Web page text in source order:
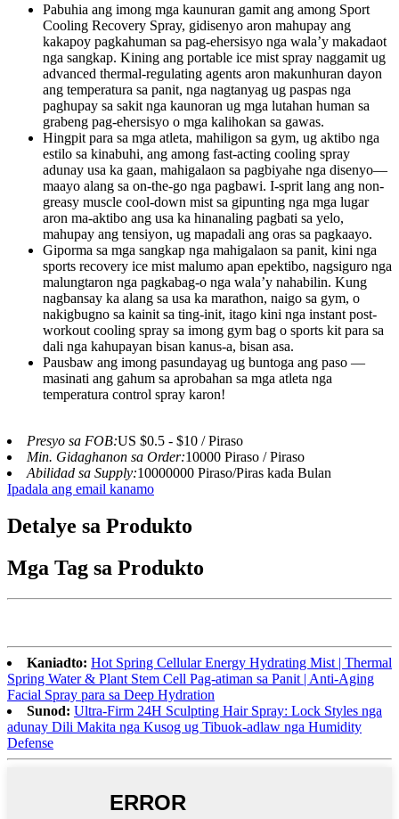
Pabuhia ang imong mga kaunuran gamit ang among ‌Sport
Cooling Recovery Spray‌, gidisenyo aron mahupay ang
kakapoy pagkahuman sa pag-ehersisyo nga wala’y makadaot
nga sangkap. Kining ‌ang portable ice mist spray‌ naggamit ug
advanced thermal-regulating agents aron makunhuran dayon
ang temperatura sa panit, nga nagtanyag ug paspas nga
paghupay sa sakit nga kaunoran ug mga lutahan human sa
grabeng pag-ehersisyo o mga kalihokan sa gawas.
Hingpit para sa mga atleta, mahiligon sa gym, ug aktibo nga
estilo sa kinabuhi, ang among ‌fast-acting cooling spray‌
adunay usa ka gaan, mahigalaon sa pagbiyahe nga disenyo—
maayo alang sa on-the-go nga pagbawi. I-sprit lang ang ‌non-
greasy muscle cool-down mist‌ sa gipunting nga mga lugar
aron ma-aktibo ang usa ka hinanaling pagbati sa yelo,
mahupay ang tensiyon, ug mapadali ang oras sa pagkaayo.
Giporma sa mga sangkap nga mahigalaon sa panit, kini nga
‌sports recovery ice mist‌ malumo apan epektibo, nagsiguro nga
malungtaron nga pagkabag-o nga wala’y nahabilin. Kung
nagbansay ka alang sa usa ka marathon, naigo sa gym, o
nakigbugno sa kainit sa ting-init, itago kini nga ‌instant post-
workout cooling spray‌ sa imong gym bag o sports kit para sa
dali nga kahupayan bisan kanus-a, bisan asa.
Pausbaw ang imong pasundayag ug buntoga ang paso —
masinati ang gahum sa ‌aprobahan sa mga atleta nga
temperatura control spray‌ karon!
Presyo sa FOB:US $0.5 - $10 / Piraso
Min. Gidaghanon sa Order:10000 Piraso / Piraso
Abilidad sa Supply:10000000 Piraso/Piras kada Bulan
Ipadala ang email kanamo
Detalye sa Produkto
Mga Tag sa Produkto
Kaniadto: Hot Spring Cellular Energy Hydrating Mist | Thermal
Spring Water & Plant Stem Cell Pag-atiman sa Panit | Anti-Aging
Facial Spray para sa Deep Hydration
Sunod: Ultra-Firm 24H Sculpting Hair Spray: Lock Styles nga
adunay Dili Makita nga Kusog ug Tibuok-adlaw nga Humidity
Defense